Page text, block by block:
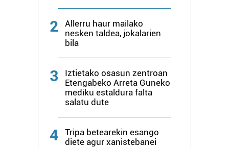
2
Allerru haur mailako
nesken taldea, jokalarien
bila
3
Iztietako osasun zentroan
Etengabeko Arreta Guneko
mediku estaldura falta
salatu dute
4
Tripa betearekin esango
diete agur xanistebanei